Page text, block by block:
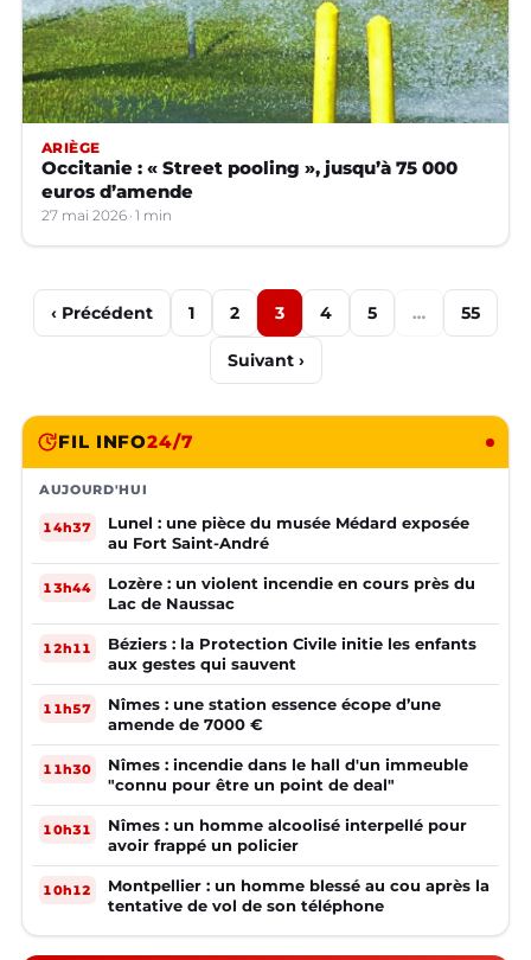
ARIÈGE
Occitanie : « Street pooling », jusqu’à 75 000
euros d’amende
27 mai 2026 1 min
‹ Précédent 1 2 3 4 5 … 55
Suivant ›
FIL INFO24/7
AUJOURD'HUI
14h37
Lunel : une pièce du musée Médard exposée
au Fort Saint-André
13h44
Lozère : un violent incendie en cours près du
Lac de Naussac
12h11
Béziers : la Protection Civile initie les enfants
aux gestes qui sauvent
11h57
Nîmes : une station essence écope d’une
amende de 7000 €
11h30
Nîmes : incendie dans le hall d'un immeuble
"connu pour être un point de deal"
10h31
Nîmes : un homme alcoolisé interpellé pour
avoir frappé un policier
10h12
Montpellier : un homme blessé au cou après la
tentative de vol de son téléphone